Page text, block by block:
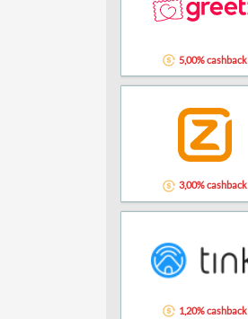
5,00% cashback
3,00% cashback
1,20% cashback